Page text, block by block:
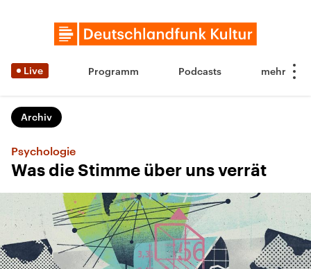
Live Programm Podcasts
Archiv
Psychologie
Was die Stimme über uns verrät